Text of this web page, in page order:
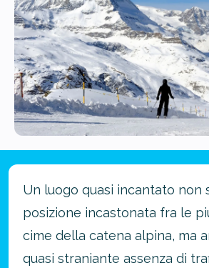
Un luogo quasi incantato non
posizione incastonata fra le
cime della catena alpina, ma
quasi straniante assenza di